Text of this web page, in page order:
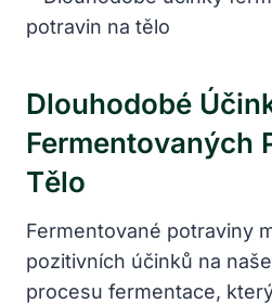
Dlouhodobé
Fermentovaných
Tělo
Fermentované potraviny
pozitivních účinků na
procesu fermentace,